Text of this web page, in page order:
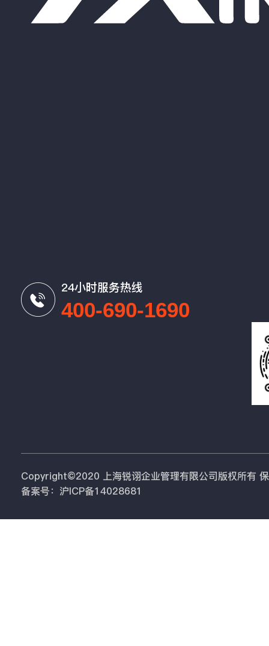
24小时服务热线
400-690-1690
Copyright©2020 上海锐诩企业管理有限公司版权所有
备案号：沪ICP备14028681